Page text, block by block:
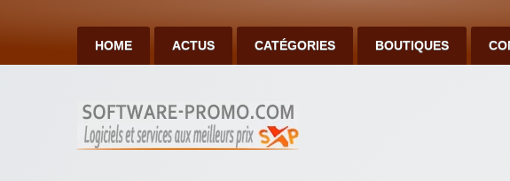
HOME ACTUS CATÉGORIES BOUTIQUES